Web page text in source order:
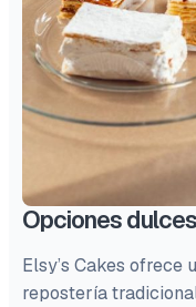
Opciones
Elsy’s Cakes
repostería